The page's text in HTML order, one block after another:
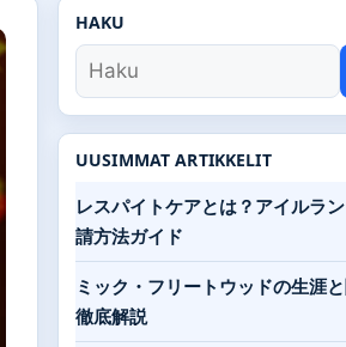
HAKU
UUSIMMAT ARTIKKELIT
レスパイトケアとは？アイルラ
請方法ガイド
ミック・フリートウッドの生涯
徹底解説